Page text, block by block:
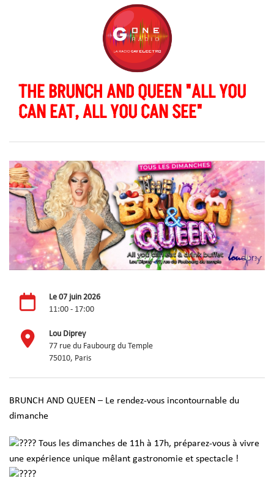
THE BRUNCH AND QUEEN "ALL YOU
CAN EAT, ALL YOU CAN SEE"
Le 07 juin 2026
11:00 - 17:00
Lou Diprey
77 rue du Faubourg du Temple
75010, Paris
BRUNCH AND QUEEN – Le rendez-vous incontournable du
dimanche
Tous les dimanches de 11h à 17h, préparez-vous à vivre
une expérience unique mêlant gastronomie et spectacle !